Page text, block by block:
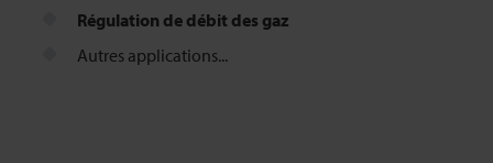
Régulation de débit des gaz
Autres applications...